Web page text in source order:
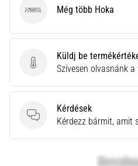
Küldj be termékértékelést
Küldj be
Szívesen olvasnánk a
Kérdések
Kérdések
Kérdezz bármit, amit
Hoka Még több Hoka